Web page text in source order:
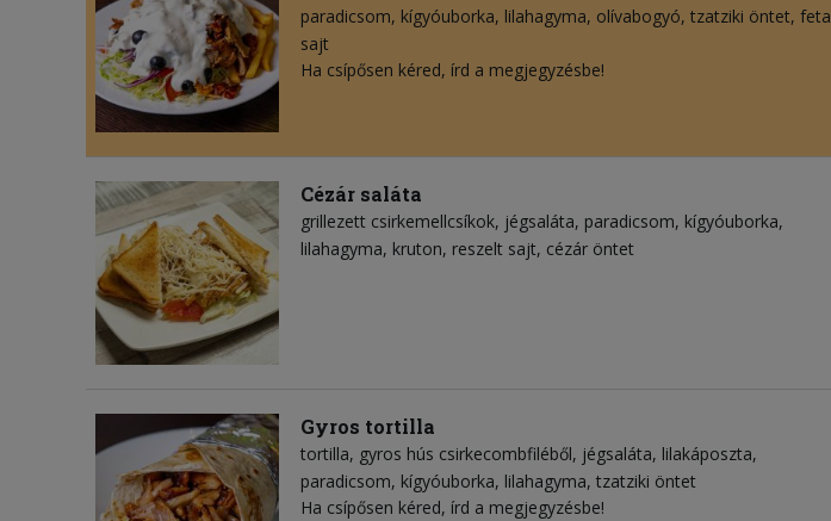
paradicsom kígyóuborka lilahagyma olívabogyó tzatziki öntet feta
sajt
Ha csípősen kéred, írd a megjegyzésbe!
Cézár saláta
grillezett csirkemellcsíkok jégsaláta paradicsom kígyóuborka
lilahagyma kruton reszelt sajt cézár öntet
Gyros tortilla
tortilla gyros hús csirkecombfiléből jégsaláta lilakáposzta
paradicsom kígyóuborka lilahagyma tzatziki öntet
Ha csípősen kéred, írd a megjegyzésbe!